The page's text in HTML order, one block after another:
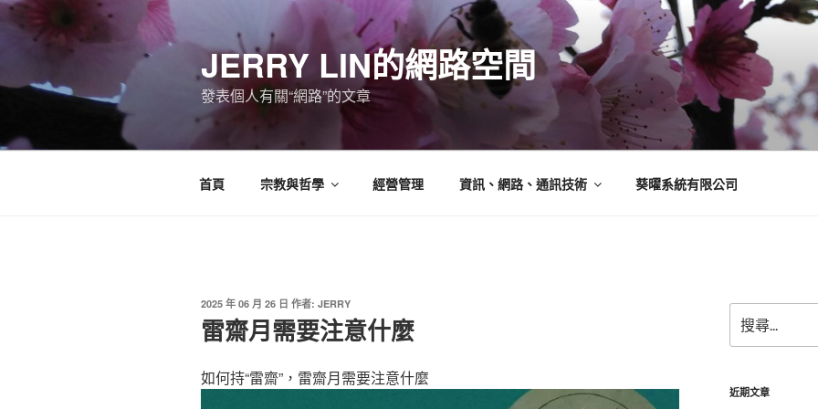
跳
JERRY LIN的網路空間
發表個人有關“網路”的文章
首頁 宗教與哲學 經營管理 資訊、網路、通訊技術 葵曜系統有限公司
發
佈
於
2025 年 06 月 26 日 作者: JERRY
雷齋月需要注意什麼
如何持“雷齋”，雷齋月需要注意什麼
尋
關
字:
近期文章